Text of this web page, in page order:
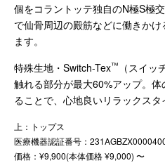
個をコラントッテ独自のN極S極
で仙骨周辺の殿筋などに働きか
ます。
特殊生地・Switch-Tex™
（スイ
触れる部分が最大60%アップ。
ることで、心地良いリラックスタ
上：トップス
医療機器認証番号：
価格：¥9,900(本体価格 ¥9,000) 〜